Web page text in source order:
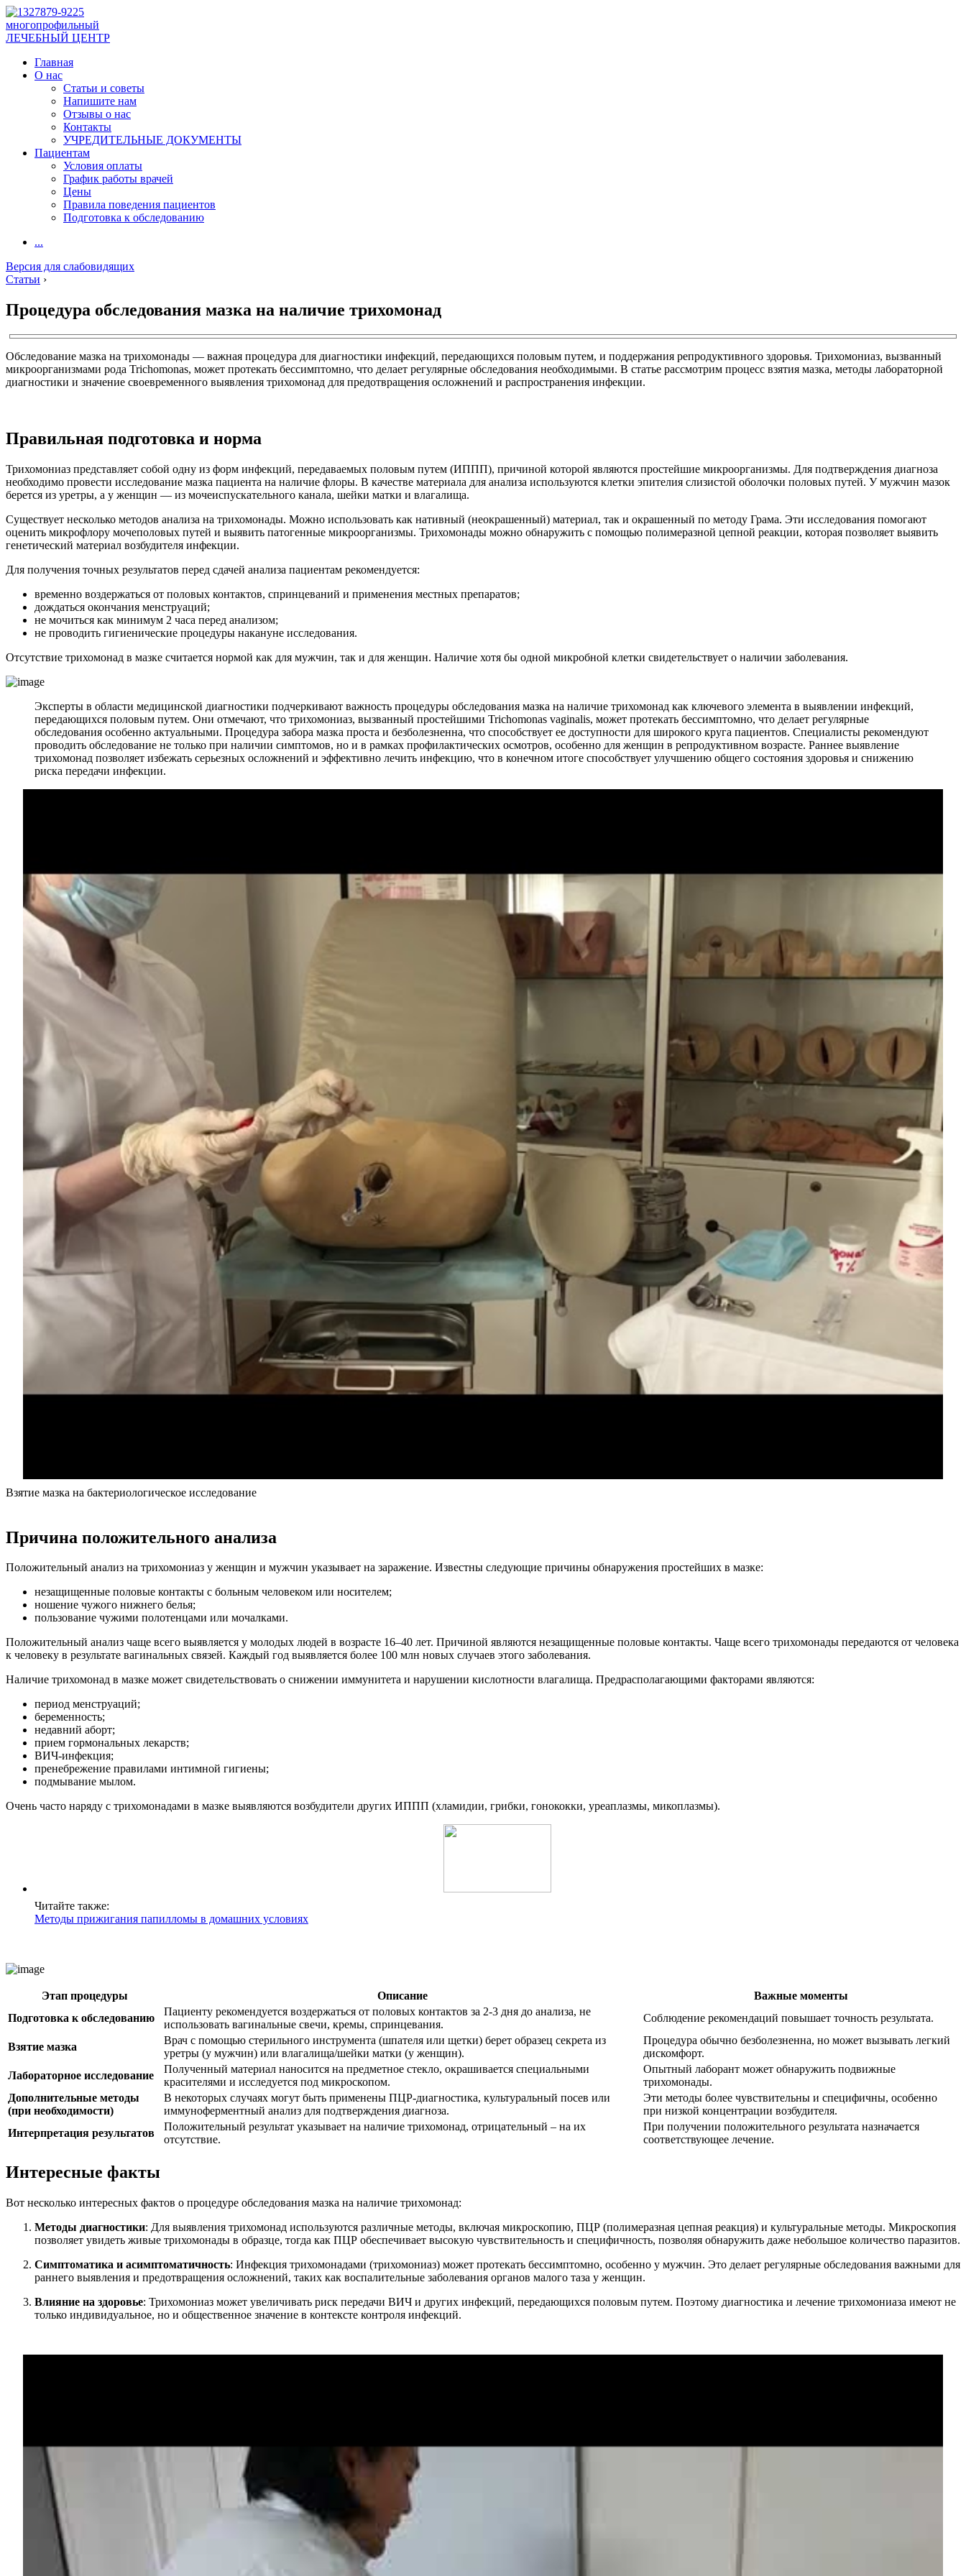
многопрофильный
ЛЕЧЕБНЫЙ ЦЕНТР
Главная
О нас
Статьи и советы
Напишите нам
Отзывы о нас
Контакты
УЧРЕДИТЕЛЬНЫЕ ДОКУМЕНТЫ
Пациентам
Условия оплаты
График работы врачей
Цены
Правила поведения пациентов
Подготовка к обследованию
...
Версия для слабовидящих
Статьи ›
Процедура обследования мазка на наличие трихомонад
Обследование мазка на трихомонады — важная процедура для диагностики инфекций, передающихся половым путем, и поддержания репродуктивного здоровья. Трихомониаз, вызванный
микроорганизмами рода Trichomonas, может протекать бессимптомно, что делает регулярные обследования необходимыми. В статье рассмотрим процесс взятия мазка, методы лабораторной
диагностики и значение своевременного выявления трихомонад для предотвращения осложнений и распространения инфекции.
Правильная подготовка и норма
Трихомониаз представляет собой одну из форм инфекций, передаваемых половым путем (ИППП), причиной которой являются простейшие микроорганизмы. Для подтверждения диагноза
необходимо провести исследование мазка пациента на наличие флоры. В качестве материала для анализа используются клетки эпителия слизистой оболочки половых путей. У мужчин мазок
берется из уретры, а у женщин — из мочеиспускательного канала, шейки матки и влагалища.
Существует несколько методов анализа на трихомонады. Можно использовать как нативный (неокрашенный) материал, так и окрашенный по методу Грама. Эти исследования помогают
оценить микрофлору мочеполовых путей и выявить патогенные микроорганизмы. Трихомонады можно обнаружить с помощью полимеразной цепной реакции, которая позволяет выявить
генетический материал возбудителя инфекции.
Для получения точных результатов перед сдачей анализа пациентам рекомендуется:
временно воздержаться от половых контактов, спринцеваний и применения местных препаратов;
дождаться окончания менструаций;
не мочиться как минимум 2 часа перед анализом;
не проводить гигиенические процедуры накануне исследования.
Отсутствие трихомонад в мазке считается нормой как для мужчин, так и для женщин. Наличие хотя бы одной микробной клетки свидетельствует о наличии заболевания.
Эксперты в области медицинской диагностики подчеркивают важность процедуры обследования мазка на наличие трихомонад как ключевого элемента в выявлении инфекций,
передающихся половым путем. Они отмечают, что трихомониаз, вызванный простейшими Trichomonas vaginalis, может протекать бессимптомно, что делает регулярные
обследования особенно актуальными. Процедура забора мазка проста и безболезненна, что способствует ее доступности для широкого круга пациентов. Специалисты рекомендуют
проводить обследование не только при наличии симптомов, но и в рамках профилактических осмотров, особенно для женщин в репродуктивном возрасте. Раннее выявление
трихомонад позволяет избежать серьезных осложнений и эффективно лечить инфекцию, что в конечном итоге способствует улучшению общего состояния здоровья и снижению
риска передачи инфекции.
Взятие мазка на бактериологическое исследование
Причина положительного анализа
Положительный анализ на трихомониаз у женщин и мужчин указывает на заражение. Известны следующие причины обнаружения простейших в мазке:
незащищенные половые контакты с больным человеком или носителем;
ношение чужого нижнего белья;
пользование чужими полотенцами или мочалками.
Положительный анализ чаще всего выявляется у молодых людей в возрасте 16–40 лет. Причиной являются незащищенные половые контакты. Чаще всего трихомонады передаются от человека
к человеку в результате вагинальных связей. Каждый год выявляется более 100 млн новых случаев этого заболевания.
Наличие трихомонад в мазке может свидетельствовать о снижении иммунитета и нарушении кислотности влагалища. Предрасполагающими факторами являются:
период менструаций;
беременность;
недавний аборт;
прием гормональных лекарств;
ВИЧ-инфекция;
пренебрежение правилами интимной гигиены;
подмывание мылом.
Очень часто наряду с трихомонадами в мазке выявляются возбудители других ИППП (хламидии, грибки, гонококки, уреаплазмы, микоплазмы).
Читайте также:
Методы прижигания папилломы в домашних условиях
Этап процедуры Описание
Важные моменты
Подготовка к обследованию
Пациенту рекомендуется воздержаться от половых контактов за 2-3 дня до анализа, не
использовать вагинальные свечи, кремы, спринцевания.
Соблюдение рекомендаций повышает точность результата.
Взятие мазка
Врач с помощью стерильного инструмента (шпателя или щетки) берет образец секрета из
уретры (у мужчин) или влагалища/шейки матки (у женщин).
Процедура обычно безболезненна, но может вызывать легкий
дискомфорт.
Лабораторное исследование
Полученный материал наносится на предметное стекло, окрашивается специальными
красителями и исследуется под микроскопом.
Опытный лаборант может обнаружить подвижные
трихомонады.
Дополнительные методы
(при необходимости)
В некоторых случаях могут быть применены ПЦР-диагностика, культуральный посев или
иммуноферментный анализ для подтверждения диагноза.
Эти методы более чувствительны и специфичны, особенно
при низкой концентрации возбудителя.
Интерпретация результатов
Положительный результат указывает на наличие трихомонад, отрицательный – на их
отсутствие.
При получении положительного результата назначается
соответствующее лечение.
Интересные факты
Вот несколько интересных фактов о процедуре обследования мазка на наличие трихомонад:
Методы диагностики: Для выявления трихомонад используются различные методы, включая микроскопию, ПЦР (полимеразная цепная реакция) и культуральные методы. Микроскопия
позволяет увидеть живые трихомонады в образце, тогда как ПЦР обеспечивает высокую чувствительность и специфичность, позволяя обнаружить даже небольшое количество паразитов.
Симптоматика и асимптоматичность: Инфекция трихомонадами (трихомониаз) может протекать бессимптомно, особенно у мужчин. Это делает регулярные обследования важными для
раннего выявления и предотвращения осложнений, таких как воспалительные заболевания органов малого таза у женщин.
Влияние на здоровье: Трихомониаз может увеличивать риск передачи ВИЧ и других инфекций, передающихся половым путем. Поэтому диагностика и лечение трихомониаза имеют не
только индивидуальное, но и общественное значение в контексте контроля инфекций.